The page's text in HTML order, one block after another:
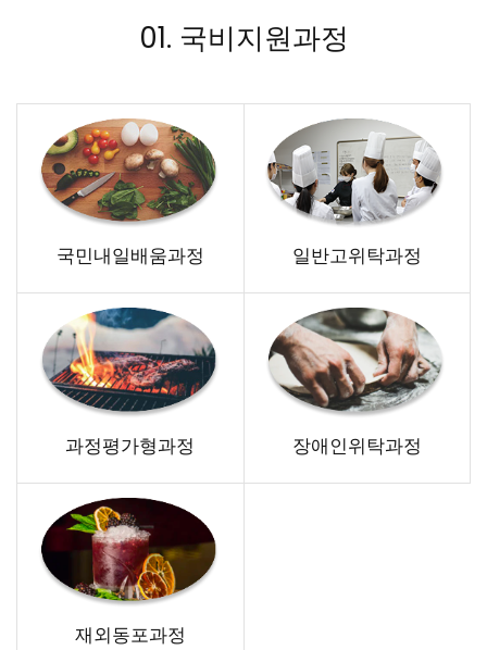
01. 국비지원과정
국민내일배움과정 일반고위탁과정
과정평가형과정 장애인위탁과정
재외동포과정